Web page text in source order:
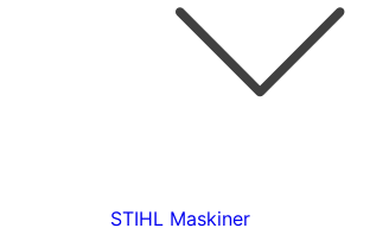
STIHL Maskiner